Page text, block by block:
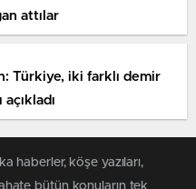
attılar
Türkiye, iki farklı demir
haberler, köşe yazıları,
bütün konuların tek